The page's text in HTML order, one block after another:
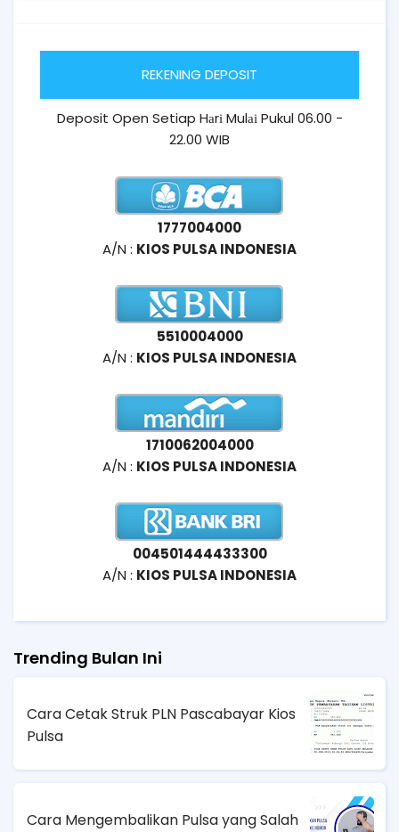
REKENING DEPOSIT
Deposit Open Setiap Hаrі Mulаі Pukul 06.00 -
22.00 WIB
1777004000
A/N : KIOS PULSA INDONESIA
5510004000
A/N : KIOS PULSA INDONESIA
1710062004000
A/N : KIOS PULSA INDONESIA
004501444433300
A/N : KIOS PULSA INDONESIA
Trending Bulan Ini
Cara Cetak Struk PLN Pascabayar Kios
Pulsa
Cara Mengembalikan Pulsa yang Salah